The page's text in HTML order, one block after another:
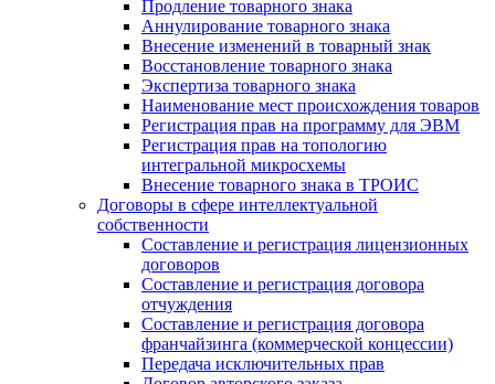
Продление товарного знака
Аннулирование товарного знака
Внесение изменений в товарный знак
Восстановление товарного знака
Экспертиза товарного знака
Наименование мест происхождения товаров
Регистрация прав на программу для ЭВМ
Регистрация прав на топологию
интегральной микросхемы
Внесение товарного знака в ТРОИС
Договоры в сфере интеллектуальной
собственности
Составление и регистрация лицензионных
договоров
Составление и регистрация договора
отчуждения
Составление и регистрация договора
франчайзинга (коммерческой концессии)
Передача исключительных прав